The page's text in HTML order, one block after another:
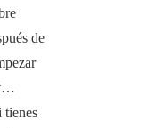
de
tienes